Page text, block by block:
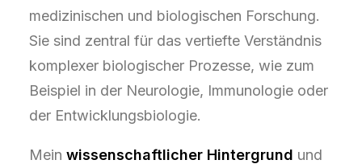
medizinischen und biologischen Forschung.
Sie sind zentral für das vertiefte Verständnis
komplexer biologischer Prozesse, wie zum
Beispiel in der Neurologie, Immunologie oder
der Entwicklungsbiologie.
Mein wissenschaftlicher Hintergrund und